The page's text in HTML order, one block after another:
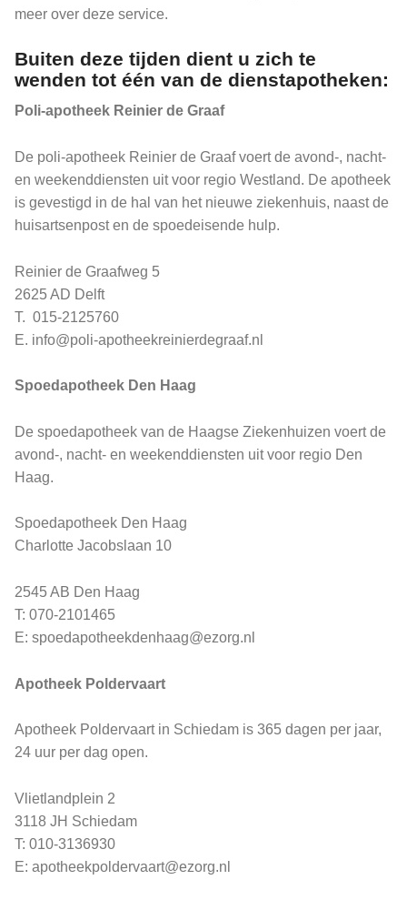
meer over deze service.
Buiten deze tijden dient u zich te
wenden tot één van de dienstapotheken:
Poli-apotheek Reinier de Graaf
De poli-apotheek Reinier de Graaf voert de avond-, nacht-
en weekenddiensten uit voor regio Westland. De apotheek
is gevestigd in de hal van het nieuwe ziekenhuis, naast de
huisartsenpost en de spoedeisende hulp.
Reinier de Graafweg 5
2625 AD Delft
T. 015-2125760
E. info@poli-apotheekreinierdegraaf.nl
Spoedapotheek Den Haag
De spoedapotheek van de Haagse Ziekenhuizen voert de
avond-, nacht- en weekenddiensten uit voor regio Den
Haag.
Spoedapotheek Den Haag
Charlotte Jacobslaan 10
2545 AB Den Haag
T: 070-2101465
E: spoedapotheekdenhaag@ezorg.nl
Apotheek Poldervaart
Apotheek Poldervaart in Schiedam is 365 dagen per jaar,
24 uur per dag open.
Vlietlandplein 2
3118 JH Schiedam
T: 010-3136930
E: apotheekpoldervaart@ezorg.nl